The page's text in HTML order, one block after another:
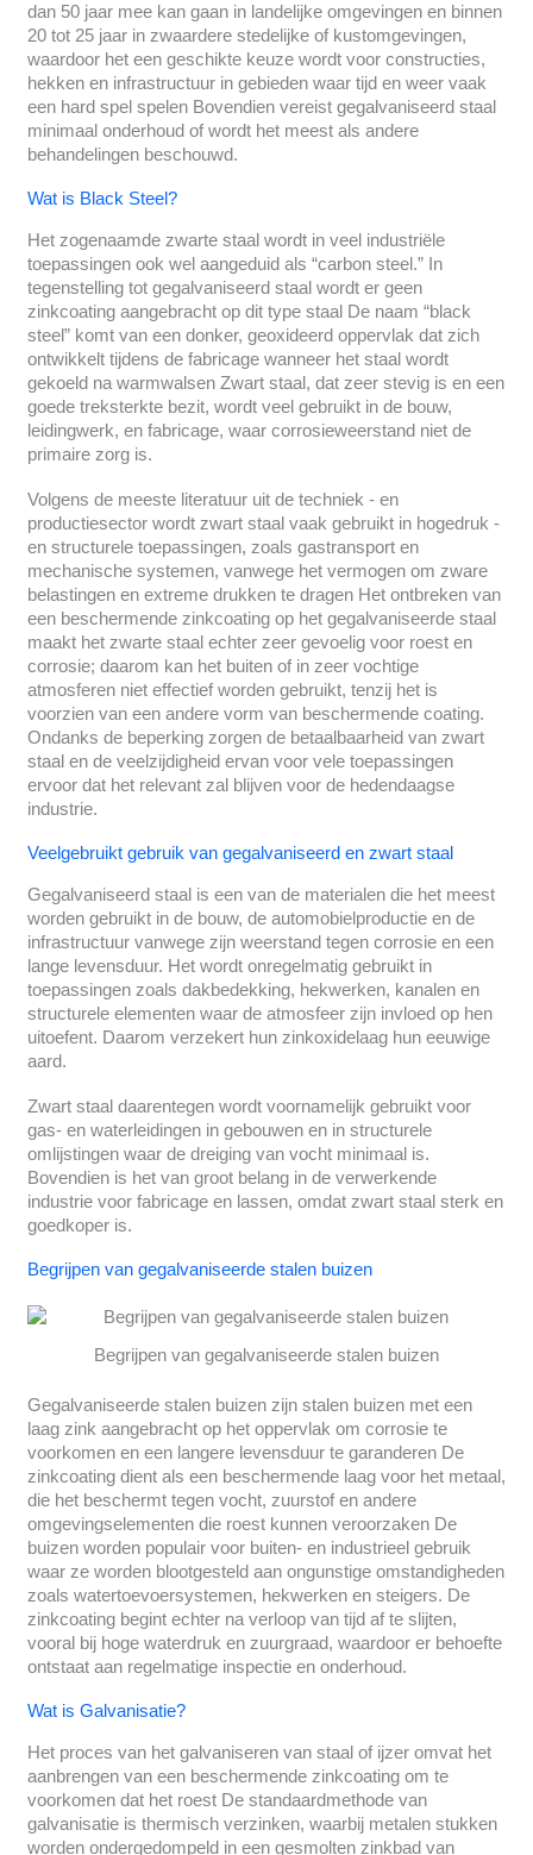
dan 50 jaar mee kan gaan in landelijke omgevingen en binnen
20 tot 25 jaar in zwaardere stedelijke of kustomgevingen,
waardoor het een geschikte keuze wordt voor constructies,
hekken en infrastructuur in gebieden waar tijd en weer vaak
een hard spel spelen Bovendien vereist gegalvaniseerd staal
minimaal onderhoud of wordt het meest als andere
behandelingen beschouwd.
Wat is Black Steel?
Het zogenaamde zwarte staal wordt in veel industriële
toepassingen ook wel aangeduid als “carbon steel.” In
tegenstelling tot gegalvaniseerd staal wordt er geen
zinkcoating aangebracht op dit type staal De naam “black
steel” komt van een donker, geoxideerd oppervlak dat zich
ontwikkelt tijdens de fabricage wanneer het staal wordt
gekoeld na warmwalsen Zwart staal, dat zeer stevig is en een
goede treksterkte bezit, wordt veel gebruikt in de bouw,
leidingwerk, en fabricage, waar corrosieweerstand niet de
primaire zorg is.
Volgens de meeste literatuur uit de techniek - en
productiesector wordt zwart staal vaak gebruikt in hogedruk -
en structurele toepassingen, zoals gastransport en
mechanische systemen, vanwege het vermogen om zware
belastingen en extreme drukken te dragen Het ontbreken van
een beschermende zinkcoating op het gegalvaniseerde staal
maakt het zwarte staal echter zeer gevoelig voor roest en
corrosie; daarom kan het buiten of in zeer vochtige
atmosferen niet effectief worden gebruikt, tenzij het is
voorzien van een andere vorm van beschermende coating.
Ondanks de beperking zorgen de betaalbaarheid van zwart
staal en de veelzijdigheid ervan voor vele toepassingen
ervoor dat het relevant zal blijven voor de hedendaagse
industrie.
Veelgebruikt gebruik van gegalvaniseerd en zwart staal
Gegalvaniseerd staal is een van de materialen die het meest
worden gebruikt in de bouw, de automobielproductie en de
infrastructuur vanwege zijn weerstand tegen corrosie en een
lange levensduur. Het wordt onregelmatig gebruikt in
toepassingen zoals dakbedekking, hekwerken, kanalen en
structurele elementen waar de atmosfeer zijn invloed op hen
uitoefent. Daarom verzekert hun zinkoxidelaag hun eeuwige
aard.
Zwart staal daarentegen wordt voornamelijk gebruikt voor
gas- en waterleidingen in gebouwen en in structurele
omlijstingen waar de dreiging van vocht minimaal is.
Bovendien is het van groot belang in de verwerkende
industrie voor fabricage en lassen, omdat zwart staal sterk en
goedkoper is.
Begrijpen van gegalvaniseerde stalen buizen
Begrijpen van gegalvaniseerde stalen buizen
Gegalvaniseerde stalen buizen zijn stalen buizen met een
laag zink aangebracht op het oppervlak om corrosie te
voorkomen en een langere levensduur te garanderen De
zinkcoating dient als een beschermende laag voor het metaal,
die het beschermt tegen vocht, zuurstof en andere
omgevingselementen die roest kunnen veroorzaken De
buizen worden populair voor buiten- en industrieel gebruik
waar ze worden blootgesteld aan ongunstige omstandigheden
zoals watertoevoersystemen, hekwerken en steigers. De
zinkcoating begint echter na verloop van tijd af te slijten,
vooral bij hoge waterdruk en zuurgraad, waardoor er behoefte
ontstaat aan regelmatige inspectie en onderhoud.
Wat is Galvanisatie?
Het proces van het galvaniseren van staal of ijzer omvat het
aanbrengen van een beschermende zinkcoating om te
voorkomen dat het roest De standaardmethode van
galvanisatie is thermisch verzinken, waarbij metalen stukken
worden ondergedompeld in een gesmolten zinkbad van